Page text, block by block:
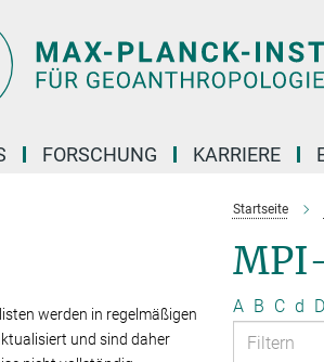
FORSCHUNG KARRIERE
Startseite
A B C d D
werden in regelmäßigen
und sind daher